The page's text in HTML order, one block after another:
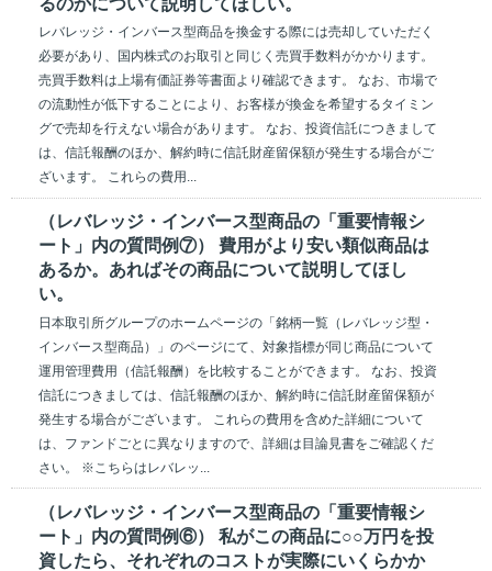
レバレッジ・インバース型商品を換金する際には売却していただく
必要があり、国内株式のお取引と同じく売買手数料がかかります。
売買手数料は上場有価証券等書面より確認できます。 なお、市場で
の流動性が低下することにより、お客様が換金を希望するタイミン
グで売却を行えない場合があります。 なお、投資信託につきまして
は、信託報酬のほか、解約時に信託財産留保額が発生する場合がご
ざいます。 これらの費用...
（レバレッジ・インバース型商品の「重要情報シ
ート」内の質問例⑦） 費用がより安い類似商品は
あるか。あればその商品について説明してほし
い。
日本取引所グループのホームページの「銘柄一覧（レバレッジ型・
インバース型商品）」のページにて、対象指標が同じ商品について
運用管理費用（信託報酬）を比較することができます。 なお、投資
信託につきましては、信託報酬のほか、解約時に信託財産留保額が
発生する場合がございます。 これらの費用を含めた詳細について
は、ファンドごとに異なりますので、詳細は目論見書をご確認くだ
さい。 ※こちらはレバレッ...
（レバレッジ・インバース型商品の「重要情報シ
ート」内の質問例⑥） 私がこの商品に○○万円を投
資したら、それぞれのコストが実際にいくらかか